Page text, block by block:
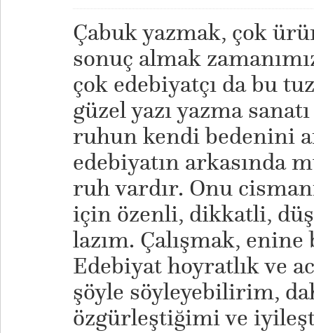
Çabuk yazmak, çok
sonuç almak
çok edebiyatçı da bu
güzel yazı yazma
ruhun kendi bedenini
edebiyatın arkasında
ruh vardır. Onu
için özenli, dikkatli,
lazım. Çalışmak,
Edebiyat hoyratlık ve
şöyle söyleyebilirim,
özgürleştiğimi ve